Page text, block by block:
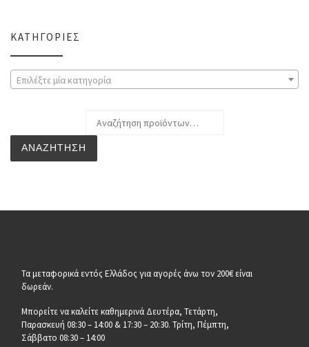
ΚΑΤΗΓΟΡΊΕΣ
Επιλέξτε μία κατηγορία
ΑΝΑΖΉΤΗΣΗ
Τα μεταφορικά εντός Ελλάδος για αγορές άνω τον 200€ είναι
δωρεάν.
Μπορείτε να καλείτε καθημερινά Δευτέρα, Τετάρτη,
Παρασκευή 08:30 – 14:00 & 17:30 – 20:30. Τρίτη, Πέμπτη,
Σάββατο 08:30 – 14:00